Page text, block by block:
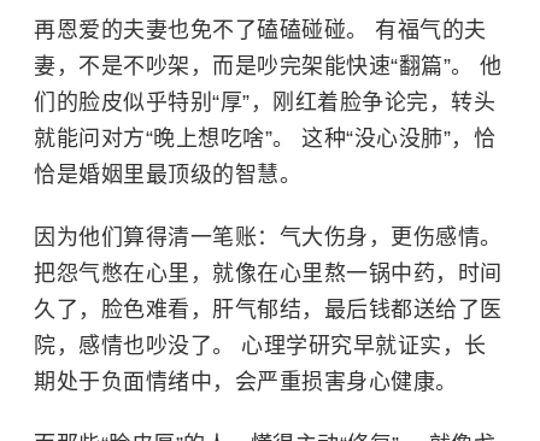
再恩爱的夫妻也免不了磕磕碰碰。 有福气的夫
妻，不是不吵架，而是吵完架能快速“翻篇”。 他
们的脸皮似乎特别“厚”，刚红着脸争论完，转头
就能问对方“晚上想吃啥”。 这种“没心没肺”，恰
恰是婚姻里最顶级的智慧。
因为他们算得清一笔账：气大伤身，更伤感情。
把怨气憋在心里，就像在心里熬一锅中药，时间
久了，脸色难看，肝气郁结，最后钱都送给了医
院，感情也吵没了。 心理学研究早就证实，长
期处于负面情绪中，会严重损害身心健康。